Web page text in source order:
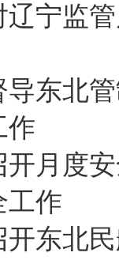
辽宁监
导东北
作
开月度
工作
开东北